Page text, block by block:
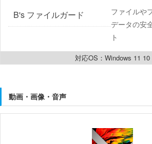
B's ファイルガード
ファイルや
データの安
ト
対応OS：Windows 11 10
動画・画像・音声